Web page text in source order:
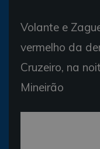
Volante e
vermelho da
Cruzeiro, na
Mineirão